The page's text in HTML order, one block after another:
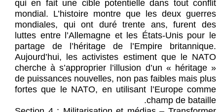
qui en fait une cible potentielle dans tout conflit
mondial. L’histoire montre que les deux guerres
mondiales, qui ont duré trente ans, furent des
luttes entre l’Allemagne et les États-Unis pour le
partage de l’héritage de l’Empire britannique.
Aujourd’hui, les activistes estiment que le NATO
cherche à s’approprier l’illusion d’un « héritage »
de puissances nouvelles, non pas faibles mais plus
fortes que le NATO, en utilisant l’Europe comme
champ de bataille.